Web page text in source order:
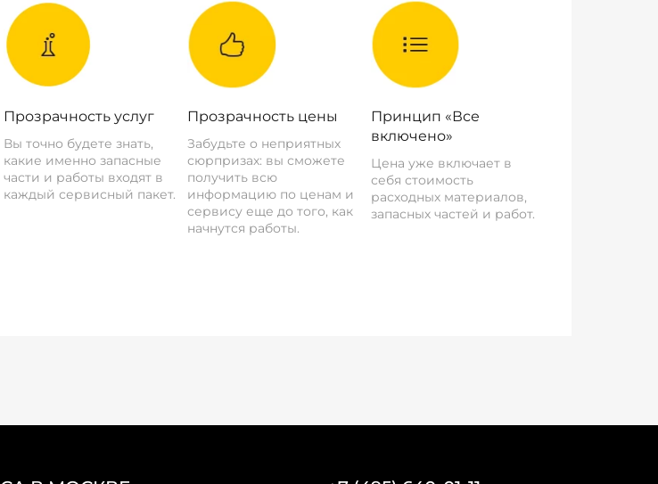
Прозрачность услуг
Вы точно будете знать,
какие именно запасные
части и работы входят в
каждый сервисный пакет.
Прозрачность цены
Забудьте о неприятных
сюрпризах: вы сможете
получить всю
информацию по ценам и
сервису еще до того, как
начнутся работы.
Принцип «Все
включено»
Цена уже включает в
себя стоимость
расходных материалов,
запасных частей и работ.